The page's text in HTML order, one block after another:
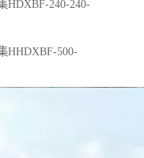
HDXBF-240-240-
HHDXBF-500-